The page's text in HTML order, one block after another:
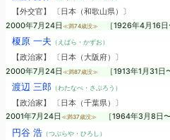
【外交官】 〔日本（和歌山県）〕
2000年7月24日 ≪満74歳没≫ ［1926年4月16日
榎原 一夫 （えばら・かずお）
【政治家】 〔日本（大阪府）〕
2000年7月24日 ≪満87歳没≫ ［1913年1月31日
渡辺 三郎（わたなべ・さぶろう）
【政治家】 〔日本（千葉県）〕
2001年7月24日 ≪満37歳没≫ ［1964年3月8日〜
円谷 浩（つぶらや・ひろし）